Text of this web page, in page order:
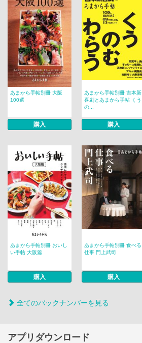
あまから手帖別冊 大阪
100選
購入
あまから手帖別冊 吉本新
喜劇とあまから手帖 くう
の...
購入
あまから手帖別冊 おいし
い手帖 大阪篇
購入
あまから手帖別冊 食べる
仕事 門上武司
購入
全てのバックナンバーを見る
アプリダウンロード